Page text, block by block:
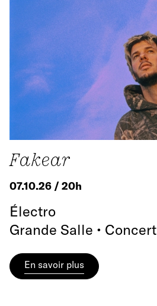
Fakear
07.10.26 / 20h
Électro
Grande Salle • Concert
En savoir plus